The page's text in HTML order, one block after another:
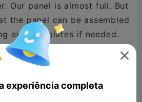
Our panel is almost full. But
the panel can be assembled
existing plates if needed.

experiência completa